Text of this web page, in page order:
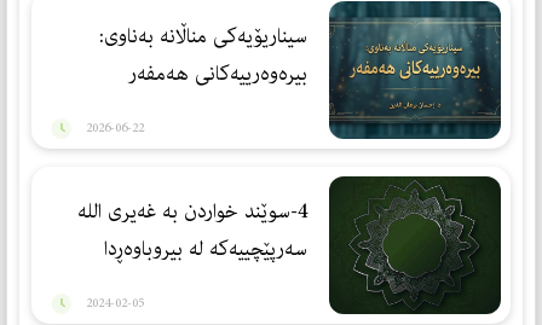
سیناریۆیەكی مناڵانە بەناوی:
بیرەوەرییەكانی هەمفەر
2026-06-22
4-سوێند خواردن بە غەیری الله
سەرپێچییەكە لە بیروباوەڕدا
2024-02-05